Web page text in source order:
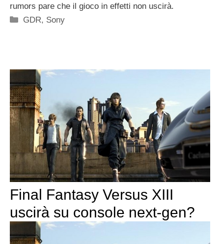
rumors pare che il gioco in effetti non uscirà.
Categorie
GDR, Sony
Final Fantasy Versus XIII
uscirà su console next-gen?